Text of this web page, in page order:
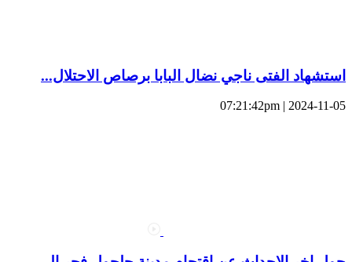
استشهاد الفتى ناجي نضال البابا برصاص الاحتلال...
2024-11-05 | 07:21:42pm